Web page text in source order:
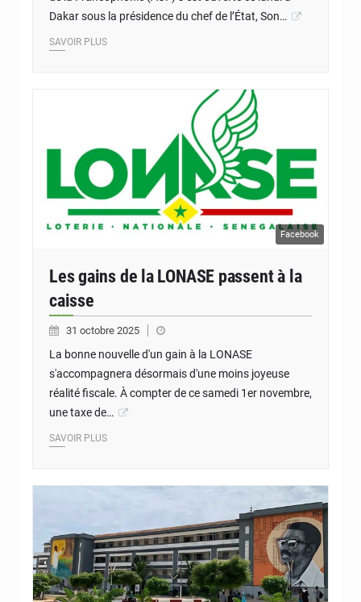
Dakar sous la présidence du chef de l’État, Son…
SAVOIR PLUS
Facebook
Les gains de la LONASE passent à la
caisse
31 octobre 2025
La bonne nouvelle d'un gain à la LONASE
s'accompagnera désormais d'une moins joyeuse
réalité fiscale. À compter de ce samedi 1er novembre,
une taxe de…
SAVOIR PLUS